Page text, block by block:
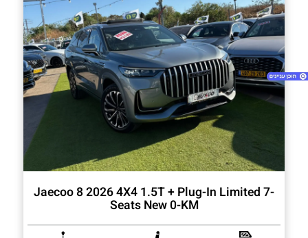
Jaecoo 8 2026 4X4 1.5T + Plug-In Limited 7-
Seats New 0-KM